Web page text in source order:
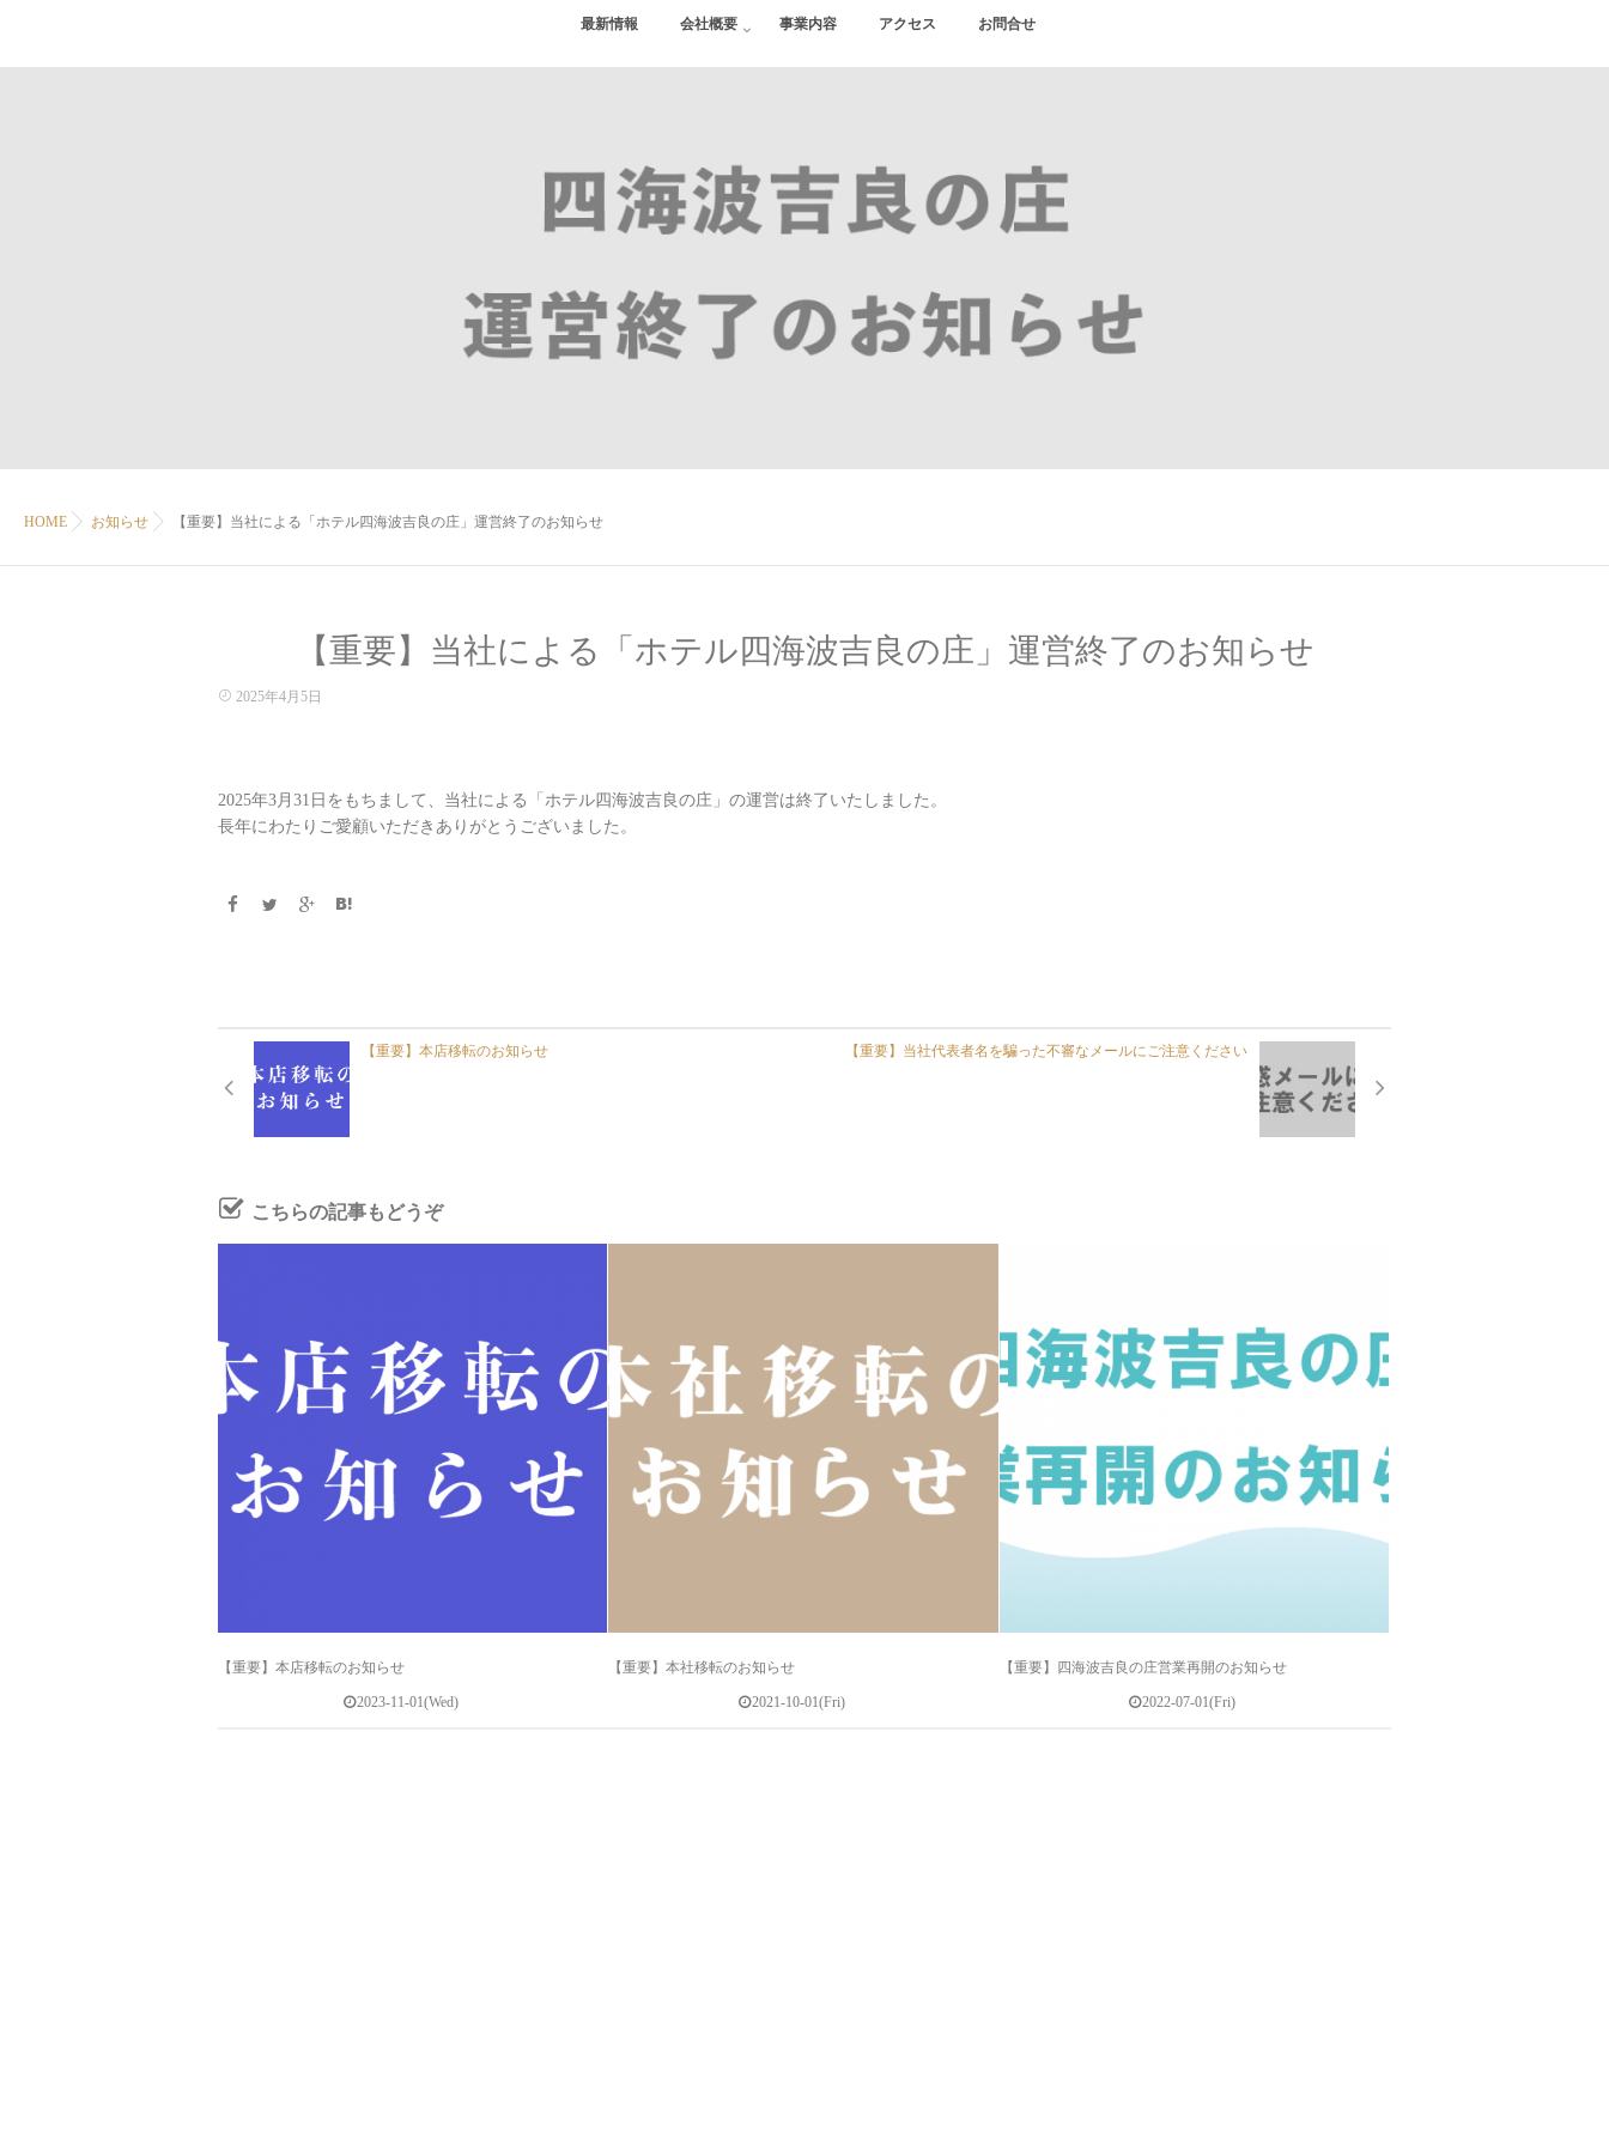
最新情報 会社概要 事業内容 アクセス お問合せ
HOME お知らせ 【重要】当社による「ホテル四海波吉良の庄」運営終了のお知らせ
【重要】当社による「ホテル四海波吉良の庄」運営終了のお知らせ
2025年4月5日
2025年3月31日をもちまして、当社による「ホテル四海波吉良の庄」の運営は終了いたしました。
長年にわたりご愛顧いただきありがとうございました。
【重要】本店移転のお知らせ 【重要】当社代表者名を騙った不審なメールにご注意ください
こちらの記事もどうぞ
【重要】本店移転のお知らせ
2023-11-01(Wed)
【重要】本社移転のお知らせ
2021-10-01(Fri)
【重要】四海波吉良の庄営業再開のお知らせ
2022-07-01(Fri)